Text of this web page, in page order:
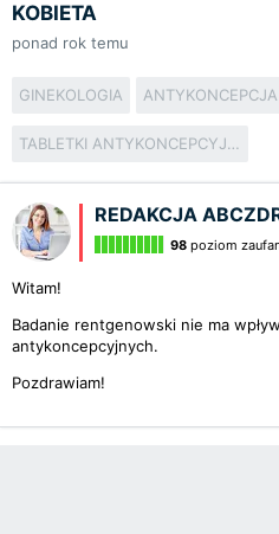
KOBIETA
ponad rok temu
GINEKOLOGIA ANTYKONCEPCJA
TABLETKI ANTYKONCEPCYJNE
REDAKCJA
98 poziom
Witam!
Badanie rentgenowski nie ma
antykoncepcyjnych.
Pozdrawiam!